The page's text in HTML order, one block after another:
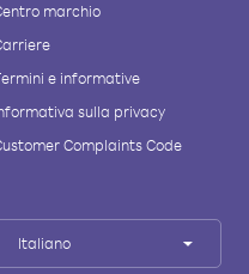
marchio
e informative
sulla privacy
Complaints Code
Italiano